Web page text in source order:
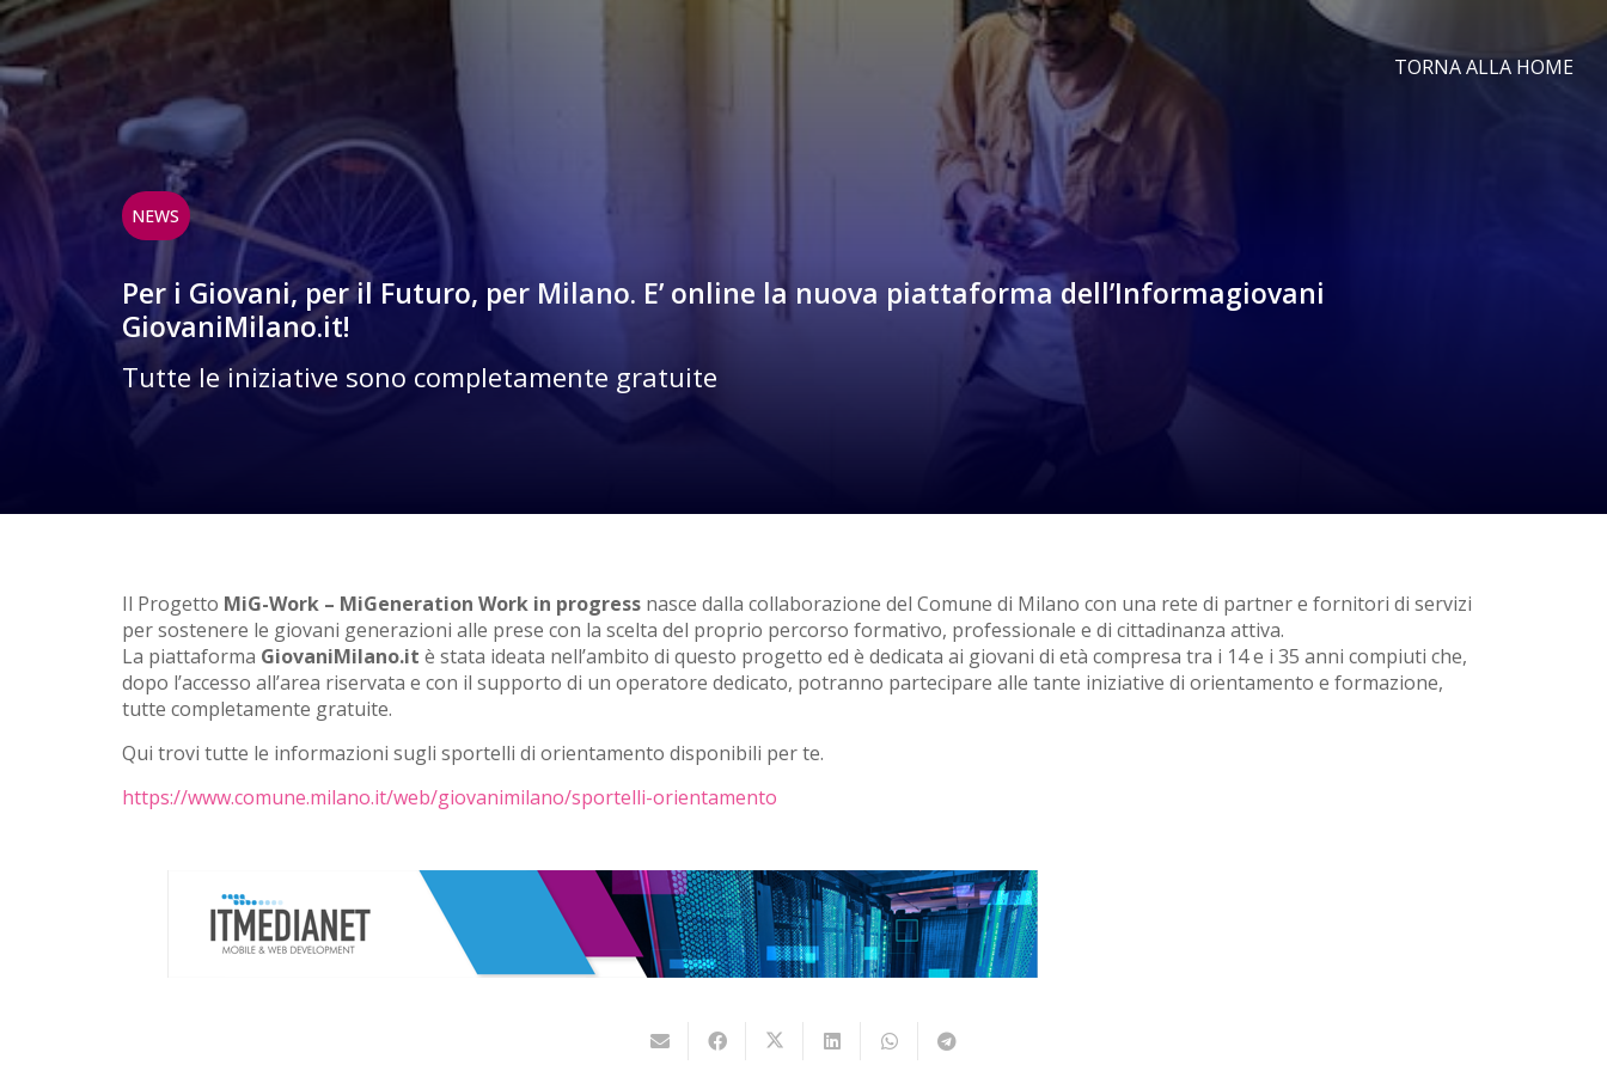
TORNA ALLA HOME
NEWS
Per i Giovani, per il Futuro, per Milano. E’ online la nuova piattaforma dell’Informagiovani
GiovaniMilano.it!
Tutte le iniziative sono completamente gratuite
Il Progetto MiG-Work – MiGeneration Work in progress nasce dalla collaborazione del Comune di Milano con una rete di partner e fornitori di servizi
per sostenere le giovani generazioni alle prese con la scelta del proprio percorso formativo, professionale e di cittadinanza attiva.
La piattaforma GiovaniMilano.it è stata ideata nell’ambito di questo progetto ed è dedicata ai giovani di età compresa tra i 14 e i 35 anni compiuti che,
dopo l’accesso all’area riservata e con il supporto di un operatore dedicato, potranno partecipare alle tante iniziative di orientamento e formazione,
tutte completamente gratuite.
Qui trovi tutte le informazioni sugli sportelli di orientamento disponibili per te.
https://www.comune.milano.it/web/giovanimilano/sportelli-orientamento